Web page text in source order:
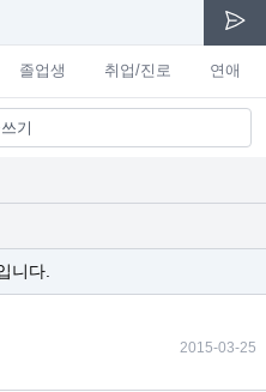
졸업생 취업/진로 연애
기
니다.
2015-03-25